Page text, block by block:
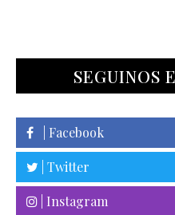
SEGUINOS
| Facebook
| Twitter
| Instagram